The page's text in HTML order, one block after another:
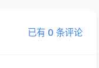
已有 0 条评论